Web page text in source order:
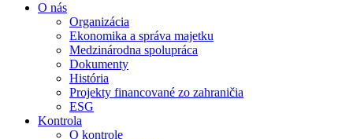
O nás
Organizácia
Ekonomika a správa majetku
Medzinárodna spolupráca
Dokumenty
História
Projekty financované zo zahraničia
ESG
Kontrola
O kontrole